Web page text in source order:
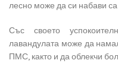
лесно може да си набави са
Със своето
лавандулата може да
ПМС, както и да облекчи